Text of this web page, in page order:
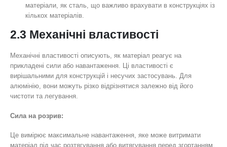
матеріали, як сталь, що важливо врахувати в конструкціях із
кількох матеріалів.
2.3 Механічні властивості
Механічні властивості описують, як матеріал реагує на
прикладені сили або навантаження. Ці властивості є
вирішальними для конструкцій і несучих застосувань. Для
алюмінію, вони можуть різко відрізнятися залежно від його
чистоти та легування.
Сила на розрив:
Це вимірює максимальне навантаження, яке може витримати
матеріал під час розтягування або витягування перед згортанням.